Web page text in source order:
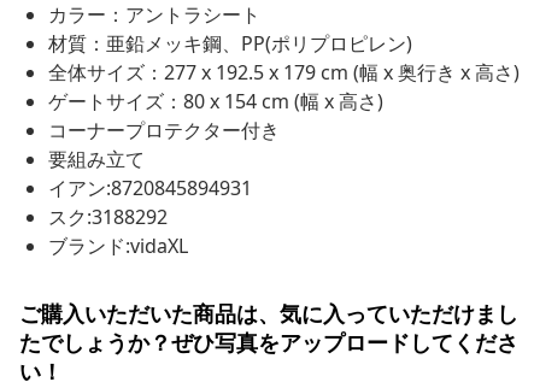
カラー：アントラシート
材質：亜鉛メッキ鋼、PP(ポリプロピレン)
全体サイズ：277 x 192.5 x 179 cm (幅 x 奥行き x 高さ)
ゲートサイズ：80 x 154 cm (幅 x 高さ)
コーナープロテクター付き
要組み立て
イアン:8720845894931
スク:3188292
ブランド:vidaXL
ご購入いただいた商品は、気に入っていただけまし
たでしょうか？ぜひ写真をアップロードしてくださ
い！